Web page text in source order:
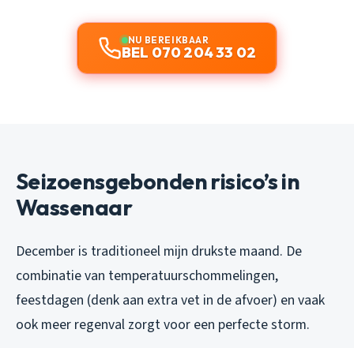
NU BEREIKBAAR
BEL 070 204 33 02
Seizoensgebonden risico’s in
Wassenaar
December is traditioneel mijn drukste maand. De
combinatie van temperatuurschommelingen,
feestdagen (denk aan extra vet in de afvoer) en vaak
ook meer regenval zorgt voor een perfecte storm.